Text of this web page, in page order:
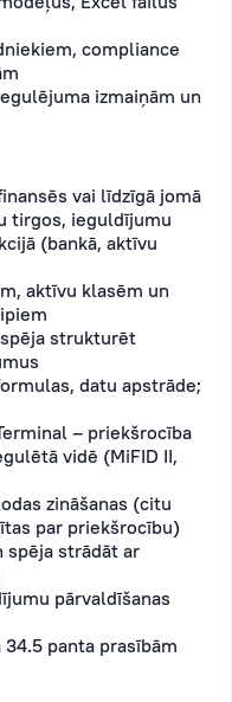
compliance
izmaiņām un
vai līdzīgā jomā
tirgos, ieguldījumu
(bankā, aktīvu
aktīvu klasēm un
strukturēt
datu apstrāde;
– priekšrocība
vidē (MiFID II,
zināšanas (citu
par priekšrocību)
spēja strādāt ar
pārvaldīšanas
panta prasībām